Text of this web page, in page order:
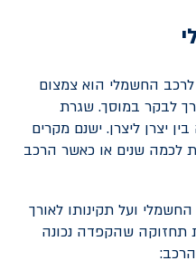
החשמלי הוא צמצום
לבקר במוסך. שגרת
יצרן ליצרן. ישנם מקרים
לכמה שנים או כאשר הרכב
ועל תקינותו לאורך
תחזוקה שהקפדה נכונה